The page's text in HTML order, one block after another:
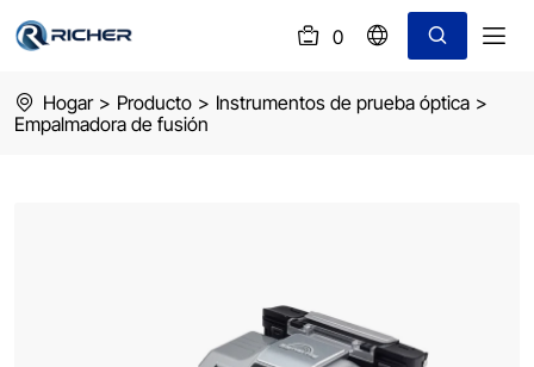
0
signalfire
fusion
Hogar > Producto > Instrumentos de prueba óptica >
Empalmadora de fusión